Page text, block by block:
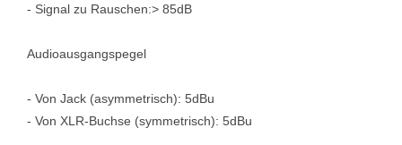
- Signal zu Rauschen:> 85dB
Audioausgangspegel
- Von Jack (asymmetrisch): 5dBu
- Von XLR-Buchse (symmetrisch): 5dBu